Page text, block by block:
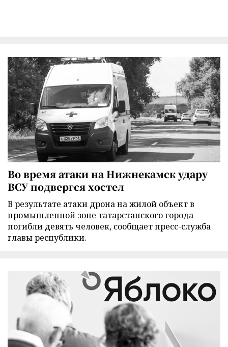
Во время атаки на Нижнекамск удару
ВСУ подвергся хостел
В результате атаки дрона на жилой объект в
промышленной зоне татарстанского города
погибли девять человек, сообщает пресс-служба
главы республики.